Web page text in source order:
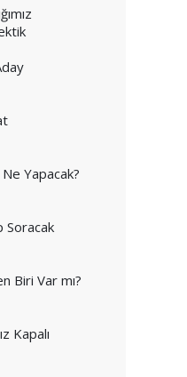
Yapacak?
Soracak
Biri Var mı?
Kapalı